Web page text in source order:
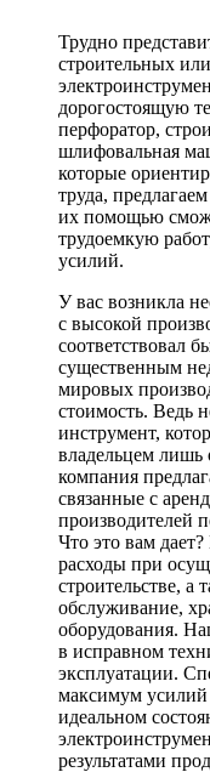
Трудно
строительных
дорогостоящую
перфоратор,
шлифовальная
которые
труда,
их помощью
трудоемкую
усилий.
У вас возникла
с высокой
соответствовал
существенным
мировых
стоимость. Ведь
инструмент,
владельцем лишь
компания
связанные с
производителей
Что это вам
расходы при
строительстве, а
обслуживание,
оборудования.
в исправном
эксплуатации.
максимум усилий
идеальном
результатами